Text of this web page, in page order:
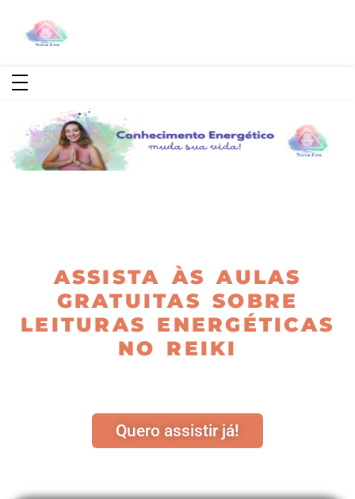
ASSISTA ÀS AULAS
GRATUITAS SOBRE
LEITURAS ENERGÉTICAS
NO REIKI
Quero assistir já!